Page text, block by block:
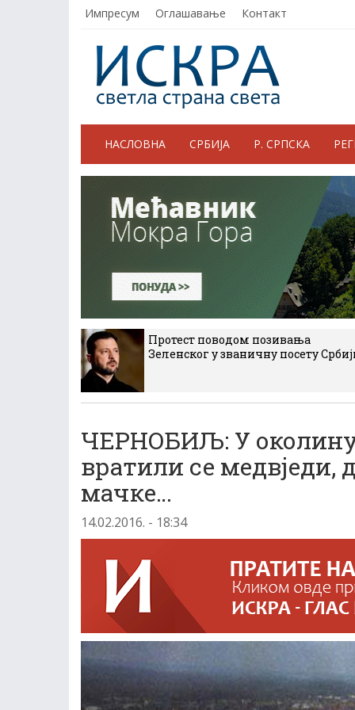
Импресум Оглашавање Контакт
НАСЛОВНА СРБИЈА Р. СРПСКА
Протест поводом позивања
Зеленског у званичну посету
ЧЕРНОБИЉ: У околину
вратили се
мачке…
14.02.2016. - 18:34